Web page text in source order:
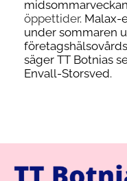
öppettider. Malax-
under sommaren
säger TT Botnias
Envall-Storsved.